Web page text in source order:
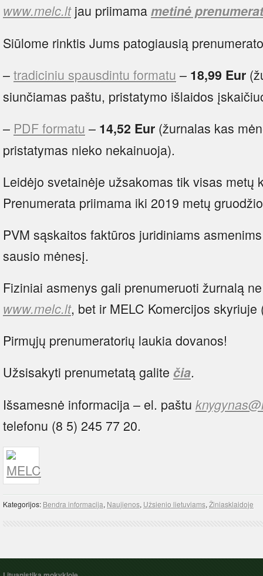
www.melc.ltjau priimamametinė
Siūlome rinktis Jums patogiausią
–tradiciniu spausdintu formatu – 18,99 Eur
siunčiamas paštu, pristatymo išlaidos
– PDF formatu – 14,52 Eur (žurnalas kas
pristatymas nieko nekainuoja).
Leidėjo svetainėje užsakomas tik visas metų
Prenumerata priimama iki 2019 metų
PVM sąskaitos faktūros juridiniams
sausio mėnesį.
Fiziniai asmenys gali prenumeruoti žurnalą
www.melc.lt, bet ir MELC Komercijos skyriuje
Pirmųjų prenumeratorių laukia dovanos!
Užsisakyti prenumetatą galite čia.
Išsamesnė informacija – el. paštu
telefonu (8 5) 245 77 20.
Kategorijos: Bendra informacija, Naujienos, Užsienio lietuviams, Žiniasklaidoje